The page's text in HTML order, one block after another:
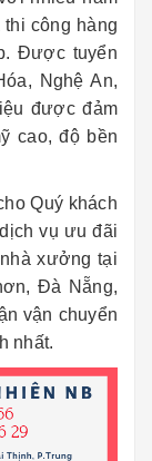
công hàng
Được tuyển
Nghệ An,
được đảm
cao, độ bền
Quý khách
vụ ưu đãi
xưởng tại
Đà Nẵng,
vận chuyển
nhất.